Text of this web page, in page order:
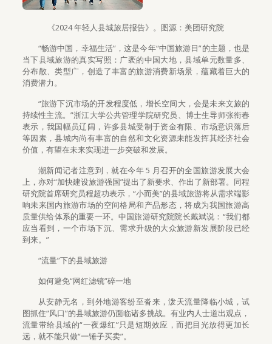
《2024 年轻人县城旅居报告》。图源：美团研究院
“畅游中国，幸福生活”，这是今年“中国旅游日”的主题，也是
当下县域旅游的真实写照：广袤的中国大地，县域单元数量多、
分布散、类型广，创造了丰富的旅游消费新场景，蕴藏着巨大的
消费潜力。
“旅游下沉市场的开发程度低，增长空间大，会是未来文旅的
持续性主流。”浙江大学公共管理学院研究员、博士生导师张衔春
表示，我国幅员辽阔，许多县城受制于资金有限、市场意识落后
等因素，县城内尚有丰富的自然和文化资源未能发挥其经济社会
价值，有望在未来实现进一步突破和发展。
潮新闻记者注意到，就在今年 5 月召开的全国旅游发展大会
上，亦对“加快建设旅游强国”提出了新要求、作出了新部署。同程
研究院首席研究员程超功表示，“小而美”的县域旅游将从需求端影
响未来国内旅游市场的空间格局和产品形态，将成为我国旅游高
质量供给体系的重要一环。中国旅游研究院院长戴斌说：“我们都
应当看到，一个市场下沉、需求升级的大众旅游新发展阶段已经
到来。”
“流量”下的县域旅游
如何避免“网红滤镜”碎一地
从安静无名，到外地游客纷至沓来，泼天流量降临小城，试
图抓住“风口”的县域旅游仍面临诸多挑战。有业内人士道出观点，
流量带给县域的“一夜爆红”只是短期效应，而把目光放得更加长
远，就不能只做“一锤子买卖”。